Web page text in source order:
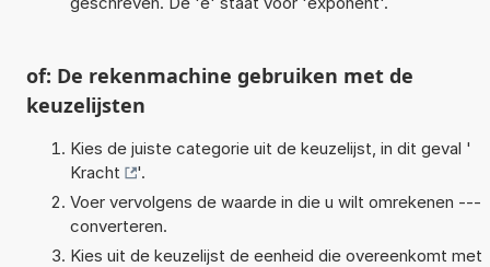
of: De rekenmachine gebruiken met de
keuzelijsten
Kies de juiste categorie uit de keuzelijst, in dit geval '
Kracht
'.
Voer vervolgens de waarde in die u wilt omrekenen ---
converteren.
Kies uit de keuzelijst de eenheid die overeenkomt met